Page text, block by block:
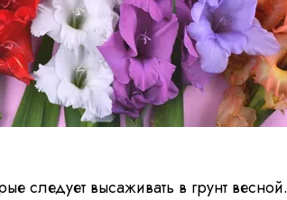
следует высаживать в грунт весной.